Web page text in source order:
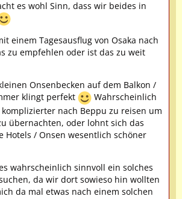
es wohl Sinn, dass wir beides in
einem Tagesausflug von Osaka nach
zu empfehlen oder ist das zu weit
Onsenbecken auf dem Balkon /
klingt perfekt
Wahrscheinlich
nach Beppu zu reisen um
übernachten, oder lohnt sich das
Hotels / Onsen wesentlich schöner
wahrscheinlich sinnvoll ein solches
da wir dort sowieso hin wollten
da mal etwas nach einem solchen